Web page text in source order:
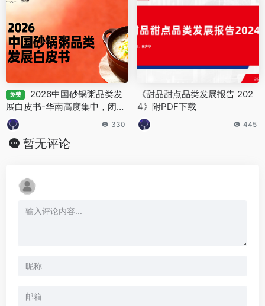
免费
2026中国砂锅粥品类发
展白皮书-华南高度集中，闭店
率偏高
330
《甜品甜点品类发展报告 202
4》附PDF下载
445
暂无评论